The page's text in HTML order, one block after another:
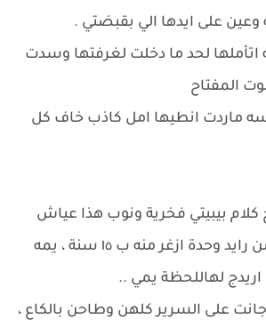
وعين على ايدها الي بقبضتي .
لحد ما دخلت لغرفتها وسدت
المفتاح
ماردت انطيها امل كاذب خاف كل
بيبيتي فخرية ونوب هذا عياش
رايدني ، شيحس من رايد وحدة ازغر منه ب ١٥ سنة ، يمه
لهاللحظة يمي ..
على السرير كلهن وطاحن بالكاع ،